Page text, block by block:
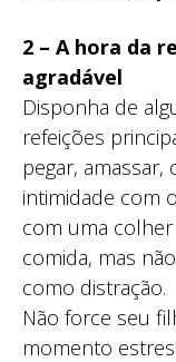
2 – A hora da
agradável
Disponha de
refeições
pegar,
intimidade com
com uma
comida, mas
como distração.
Não force seu
momento